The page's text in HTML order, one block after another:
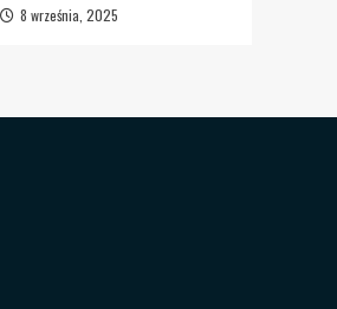
8 września, 2025